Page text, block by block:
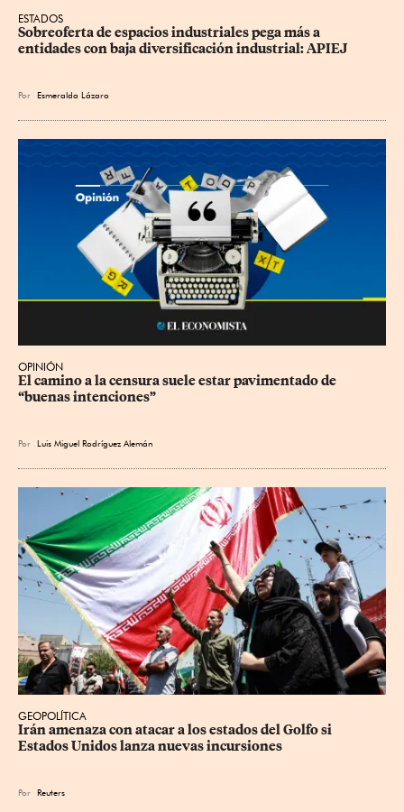
ESTADOS
Sobreoferta de espacios industriales pega más a
entidades con baja diversificación industrial: APIEJ
Por Esmeralda Lázaro
OPINIÓN
El camino a la censura suele estar pavimentado de
“buenas intenciones”
Por Luis Miguel Rodríguez Alemán
GEOPOLÍTICA
Irán amenaza con atacar a los estados del Golfo si
Estados Unidos lanza nuevas incursiones
Por Reuters